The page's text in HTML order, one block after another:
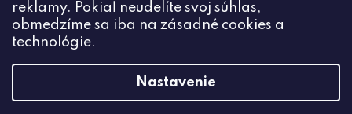
reklamy. Pokiaľ neudelíte svoj súhlas,
obmedzíme sa iba na zásadné cookies a
technológie.
Nastavenie